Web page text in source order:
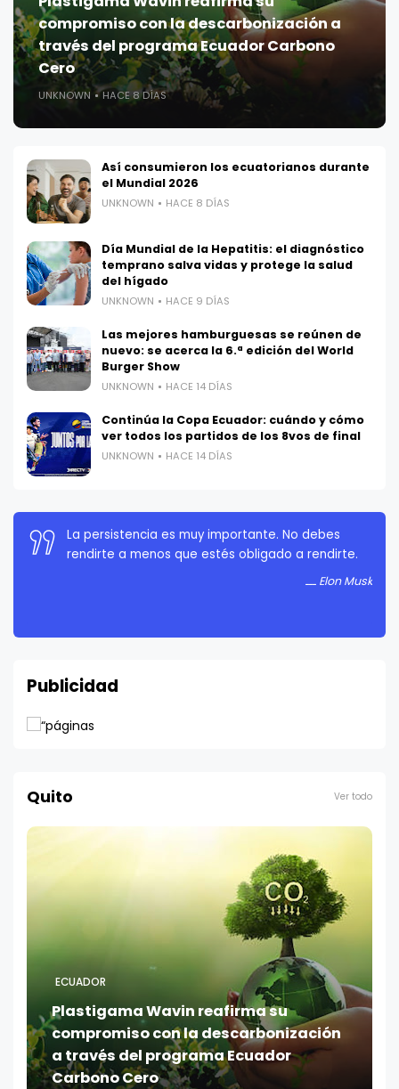
compromiso con la descarbonización a
través del programa Ecuador Carbono
Cero
UNKNOWN HACE 8 DÍAS
Así consumieron los ecuatorianos durante
el Mundial 2026
UNKNOWN HACE 8 DÍAS
Día Mundial de la Hepatitis: el diagnóstico
temprano salva vidas y protege la salud
del hígado
UNKNOWN HACE 9 DÍAS
Las mejores hamburguesas se reúnen de
nuevo: se acerca la 6.ª edición del World
Burger Show
UNKNOWN HACE 14 DÍAS
Continúa la Copa Ecuador: cuándo y cómo
ver todos los partidos de los 8vos de final
UNKNOWN HACE 14 DÍAS
Si algo es lo suficientemente importante, incluso
si las probabilidades están en tu contra, debes
Publicidad
Quito Ver todo
ECUADOR
Plastigama Wavin reafirma su
compromiso con la descarbonización
a través del programa Ecuador
Carbono Cero